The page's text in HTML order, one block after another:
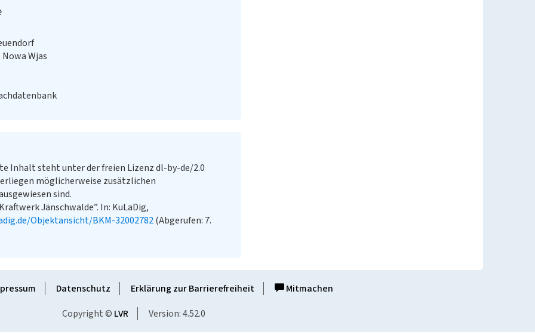
Wjas
Inhalt steht unter der freien Lizenz dl-by-de/2.0
möglicherweise zusätzlichen
sind.
Jänschwalde”. In: KuLaDig,
Objektansicht/BKM-32002782(Abgerufen: 7.
Datenschutz Erklärung zur Barrierefreiheit
Mitmachen
Copyright © LVR Version: 4.52.0